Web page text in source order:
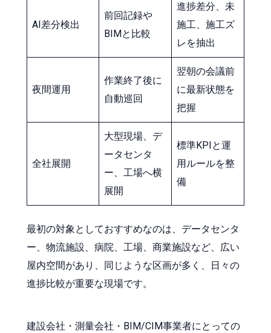
AI差分検出
前回記録や
BIMと比較
進捗差分、未
施工、施工ズ
レを抽出
夜間運用
作業終了後に
自動巡回
翌朝の会議前
に最新状態を
把握
全社展開
大型現場、デ
ータセンタ
ー、工場へ横
展開
標準KPIと運
用ルールを整
備
最初の対象としておすすめなのは、データセンタ
ー、物流施設、病院、工場、商業施設など、広い
屋内空間があり、同じような区画が多く、日々の
進捗比較が重要な現場です。
建設会社・測量会社・BIM/CIM事業者にとっての